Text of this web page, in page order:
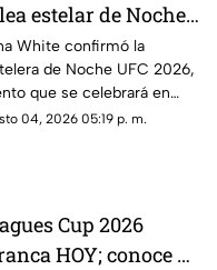
estelar de Noche
2026; conoce la
completa
White confirmó la
de Noche UFC 2026,
que se celebrará en
en Glendale,
04, 2026 05:19 p. m.
Cup 2026
HOY; conoce el